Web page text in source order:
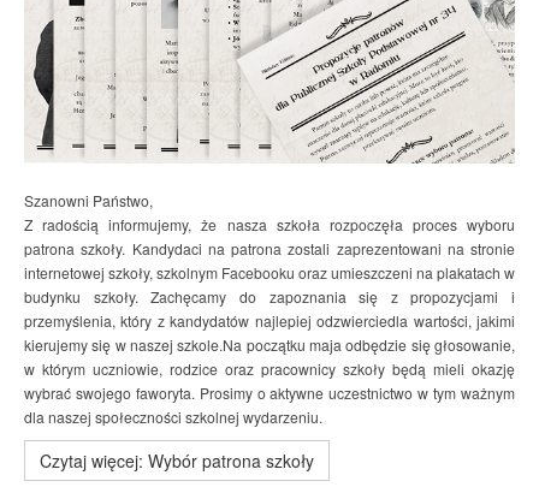
Szanowni Państwo,
Z radością informujemy, że nasza szkoła rozpoczęła proces wyboru
patrona szkoły. Kandydaci na patrona zostali zaprezentowani na stronie
internetowej szkoły, szkolnym Facebooku oraz umieszczeni na plakatach w
budynku szkoły. Zachęcamy do zapoznania się z propozycjami i
przemyślenia, który z kandydatów najlepiej odzwierciedla wartości, jakimi
kierujemy się w naszej szkole.Na początku maja odbędzie się głosowanie,
w którym uczniowie, rodzice oraz pracownicy szkoły będą mieli okazję
wybrać swojego faworyta. Prosimy o aktywne uczestnictwo w tym ważnym
dla naszej społeczności szkolnej wydarzeniu.
Czytaj więcej: Wybór patrona szkoły